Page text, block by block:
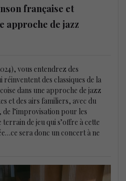
française et
approche de jazz
vous entendrez des
des classiques de la
dans une approche de jazz
et des airs familiers, avec du
de l’improvisation pour les
de jeu qui s’offre à cette
sera donc un concert à ne